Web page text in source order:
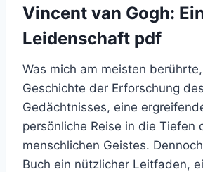
Vincent van Gogh:
Leidenschaft pdf
Was mich am meisten
Geschichte der Erforschung des
Gedächtnisses, eine
persönliche Reise in die Tiefen
menschlichen Geistes.
Buch ein nützlicher Leitfaden,